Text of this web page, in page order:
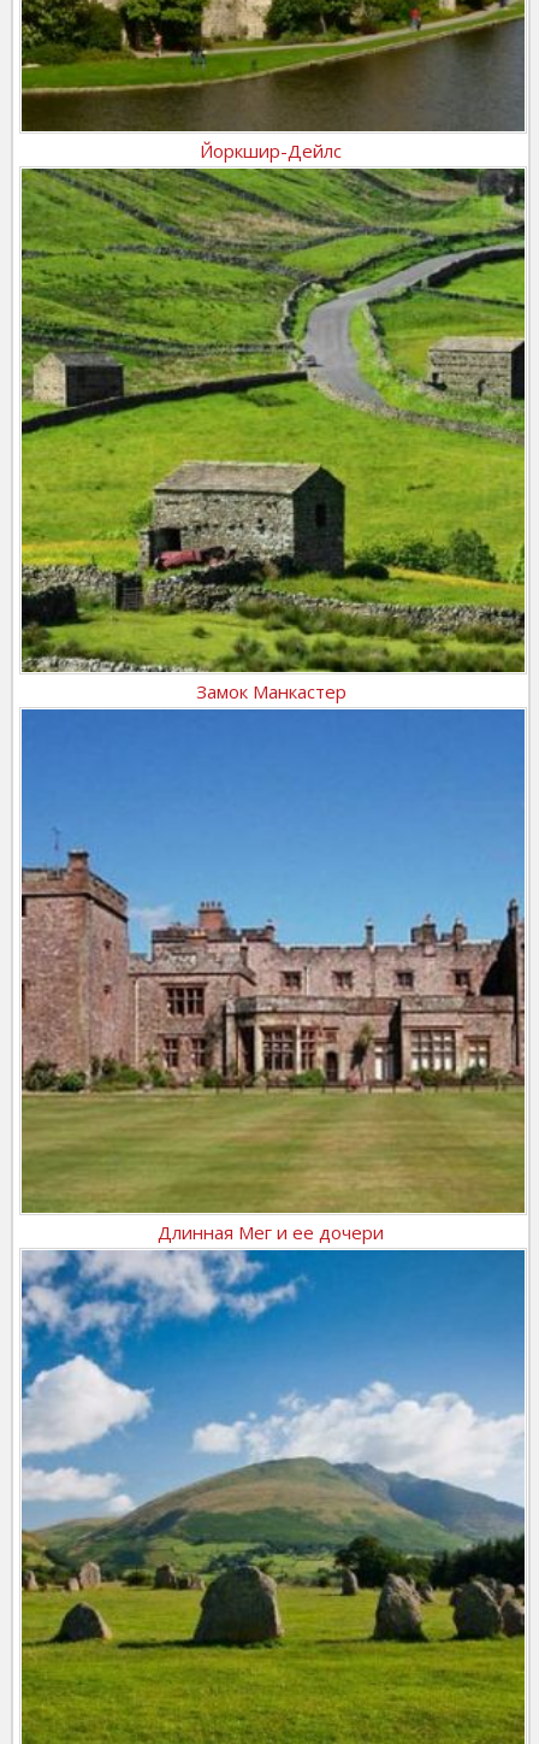
Йоркшир-Дейлс
Замок Манкастер
Длинная Мег и ее дочери